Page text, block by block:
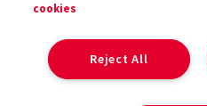
cookies
Reject All